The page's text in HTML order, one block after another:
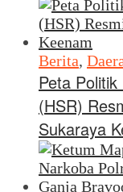
Berita,
Peta
(HSR)
Sukaraya